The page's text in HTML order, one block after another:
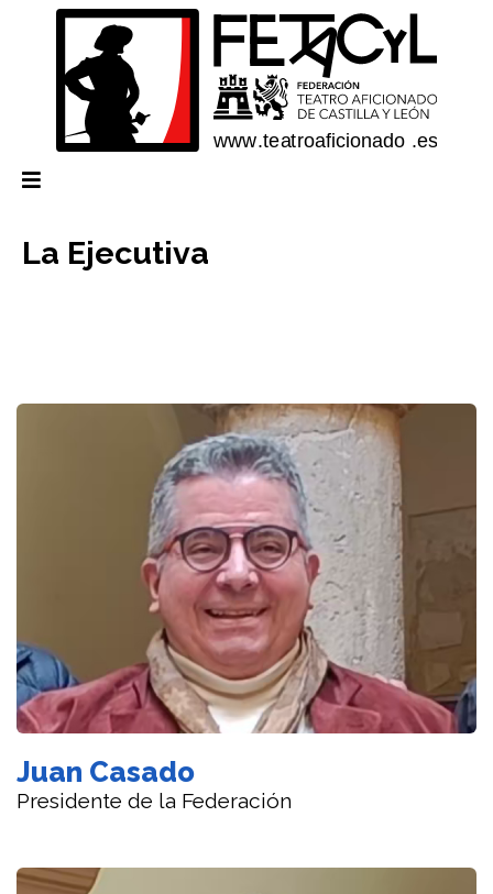
La Ejecutiva
Juan Casado
Presidente de la Federación